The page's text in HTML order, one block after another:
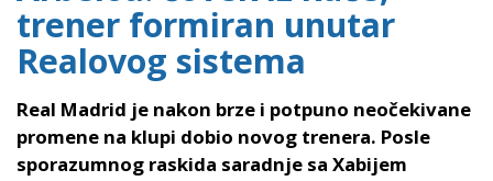
trener formiran unutar
Realovog sistema
Real Madrid je nakon brze i potpuno neočekivane
promene na klupi dobio novog trenera. Posle
sporazumnog raskida saradnje sa Xabijem